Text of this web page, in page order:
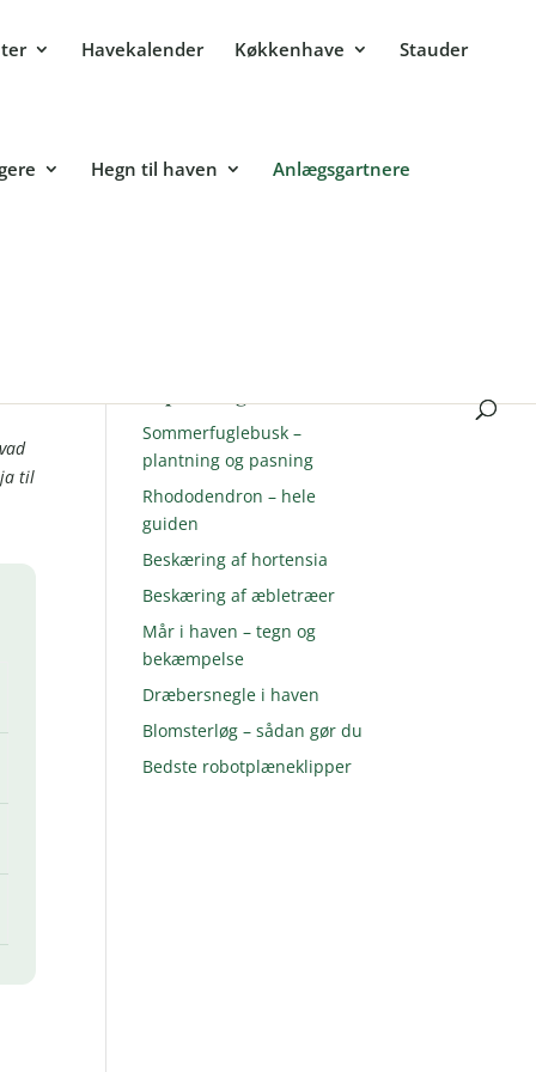
Havekalender Køkkenhave Stauder
Hegn til haven Anlægsgartnere
til
Sommerfuglebusk –
plantning og pasning
Rhododendron – hele
guiden
Beskæring af hortensia
Beskæring af æbletræer
Mår i haven – tegn og
bekæmpelse
Dræbersnegle i haven
Blomsterløg – sådan gør du
Bedste robotplæneklipper